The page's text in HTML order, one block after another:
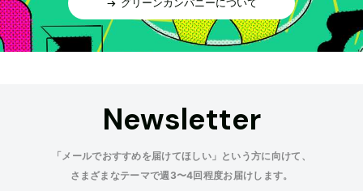
グリーンカンパニーについて
Newsletter
「メールでおすすめを届けてほしい」という方に向けて、
さまざまなテーマで週3〜4回程度お届けします。